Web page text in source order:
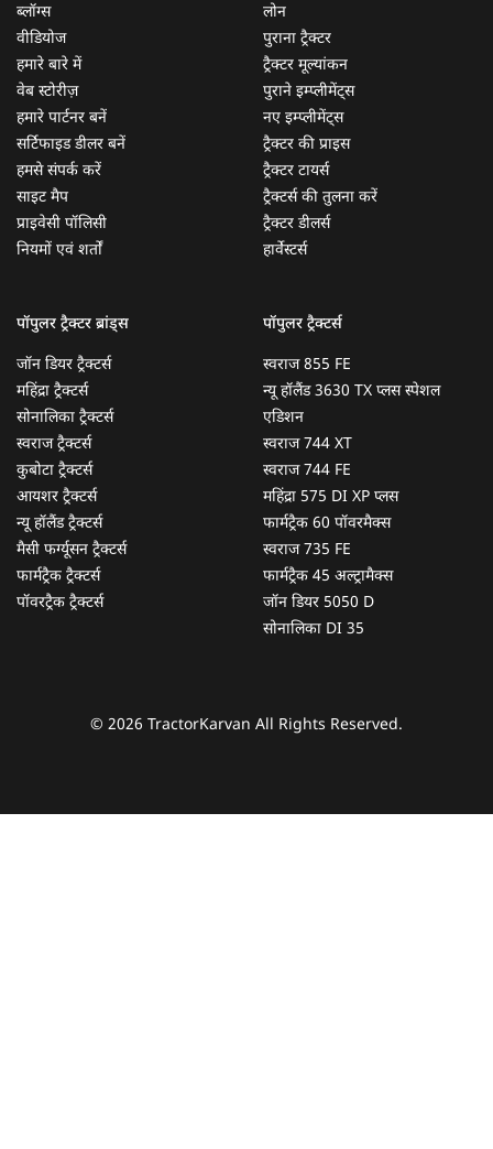
ब्लॉग्स
वीडियोज
हमारे बारे में
वेब स्टोरीज़
हमारे पार्टनर बनें
सर्टिफाइड डीलर बनें
हमसे संपर्क करें
साइट मैप
प्राइवेसी पॉलिसी
नियमों एवं शर्तों
लोन
पुराना ट्रैक्टर
ट्रैक्टर मूल्यांकन
पुराने इम्प्लीमेंट्स
नए इम्प्लीमेंट्स
ट्रैक्टर की प्राइस
ट्रैक्टर टायर्स
ट्रैक्टर्स की तुलना करें
ट्रैक्टर डीलर्स
हार्वेस्टर्स
पॉपुलर ट्रैक्टर ब्रांड्स
जॉन डियर ट्रैक्टर्स
महिंद्रा ट्रैक्टर्स
सोनालिका ट्रैक्टर्स
स्वराज ट्रैक्टर्स
कुबोटा ट्रैक्टर्स
आयशर ट्रैक्टर्स
न्यू हॉलैंड ट्रैक्टर्स
मैसी फर्ग्यूसन ट्रैक्टर्स
फार्मट्रैक ट्रैक्टर्स
पॉवरट्रैक ट्रैक्टर्स
पॉपुलर ट्रैक्टर्स
स्वराज 855 FE
न्यू हॉलैंड 3630 TX प्लस स्पेशल
एडिशन
स्वराज 744 XT
स्वराज 744 FE
महिंद्रा 575 DI XP प्लस
फार्मट्रैक 60 पॉवरमैक्स
स्वराज 735 FE
फार्मट्रैक 45 अल्ट्रामैक्स
जॉन डियर 5050 D
सोनालिका DI 35
© 2026 TractorKarvan All Rights Reserved.